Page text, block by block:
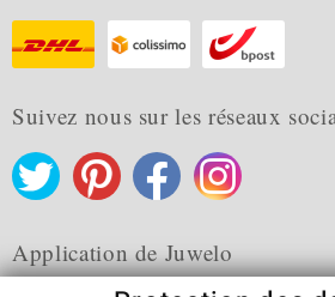
Suivez nous sur les réseaux
Application de Juwelo